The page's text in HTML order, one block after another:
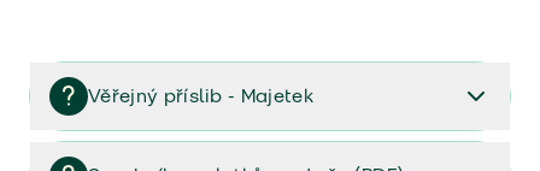
Věřejný příslib - Majetek
Věřejný příslib majetek 2023